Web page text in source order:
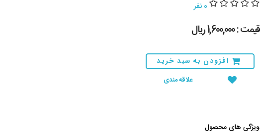
0 نفر
قیمت : 1,600,000 ريال
افزودن به سبد خرید
علاقه مندی
ویژگی های محصول